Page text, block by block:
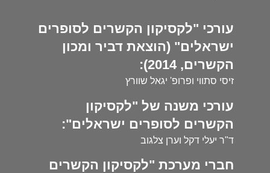
עורכי "לקסיקון הקשרים לסופרים
ישראלים" (הוצאת דביר ומכון
הקשרים, 2014):
זיסי סתווי ופרופ' יגאל שוורץ
עורכי משנה של "לקסיקון
הקשרים לסופרים ישראלים":
ד"ר יעלי דקל וערן צלגוב
חברי מערכת "לקסיקון הקשרים